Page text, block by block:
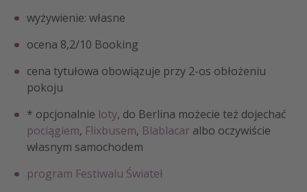
wyżywienie: własne
ocena 8,2/10 Booking
cena tytułowa obowiązuje przy 2-os obłożeniu
pokoju
* opcjonalnie loty, do Berlina możecie też dojechać
pociągiem, Flixbusem, Blablacar albo oczywiście
własnym samochodem
program Festiwalu Świateł